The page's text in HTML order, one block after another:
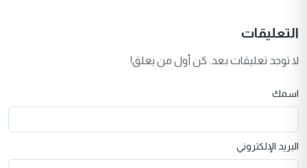
التعليقات
لا توجد تعليقات بعد. كن أول من يعلق!
اسمك
البريد الإلكتروني